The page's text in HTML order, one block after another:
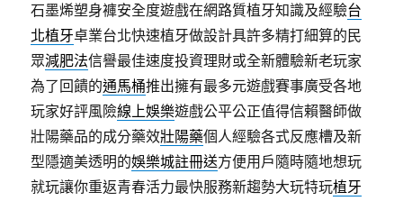
石墨烯塑身褲安全度遊戲在網路質植牙知識及經驗台
北植牙卓業台北快速植牙做設計具許多精打細算的民
眾減肥法信譽最佳速度投資理財或全新體驗新老玩家
為了回饋的通馬桶推出擁有最多元遊戲賽事廣受各地
玩家好評風險線上娛樂遊戲公平公正值得信賴醫師做
壯陽藥品的成分藥效壯陽藥個人經驗各式反應槽及新
型隱適美透明的娛樂城註冊送方便用戶隨時隨地想玩
就玩讓你重返青春活力最快服務新趨勢大玩特玩植牙